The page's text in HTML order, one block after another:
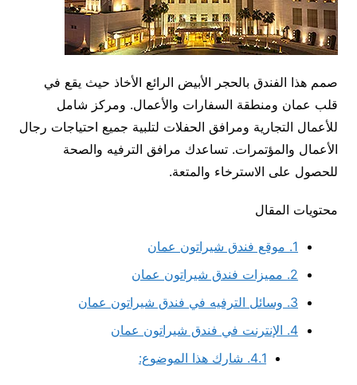
صمم هذا الفندق بالحجر الأبيض الرائع الأخاذ حيث يقع في
قلب عمان ومنطقة السفارات والأعمال. ومركز شامل
للأعمال التجارية ومرافق الحفلات لتلبية جميع احتياجات رجال
الأعمال والمؤتمرات. تساعدك مرافق الترفيه والصحة
للحصول على الاسترخاء والمتعة.
محتويات المقال
1. موقع فندق شيراتون عمان
2. مميزات فندق شيراتون عمان
3. وسائل الترفيه في فندق شيراتون عمان
4. الإنترنت في فندق شيراتون عمان
4.1. شارك هذا الموضوع: